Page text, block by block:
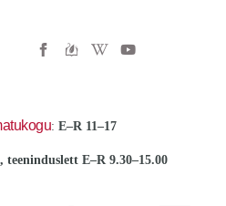
W
i
d
-
Y
o
:E–R 11–17
teeninduslett E–R 9.30–15.00